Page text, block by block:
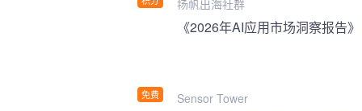
扬帆出海社群
免费
《2026年AI应用市场洞察报告》
Sensor Tower